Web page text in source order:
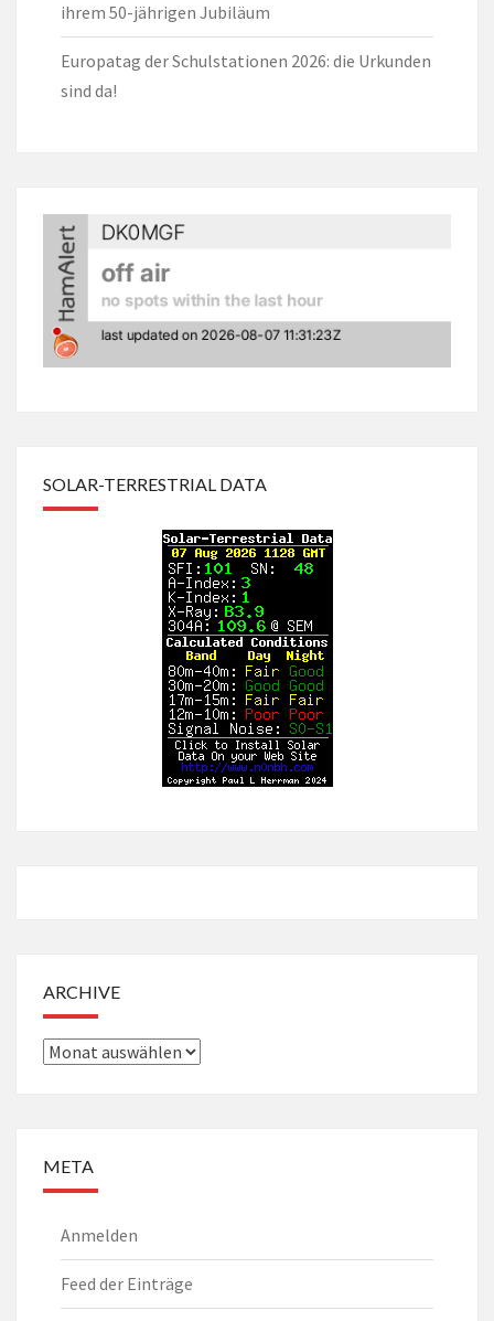
ihrem 50-jährigen Jubiläum
Europatag der Schulstationen 2026: die Urkunden
sind da!
SOLAR-TERRESTRIAL DATA
ARCHIVE
Archive
META
Anmelden
Feed der Einträge